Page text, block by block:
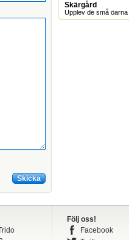
Skärgård
Upplev de små öarna
Följ oss!
Facebook